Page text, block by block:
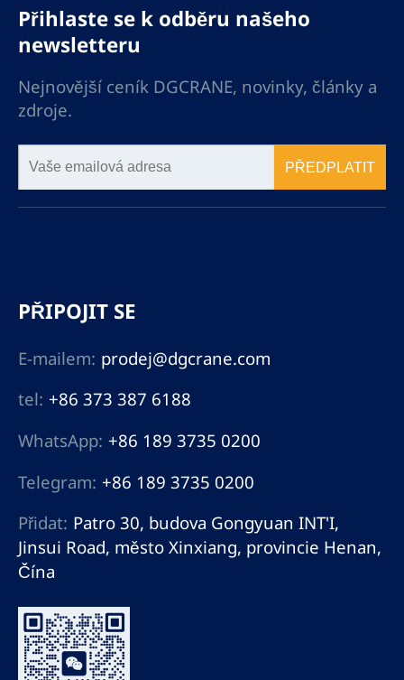
Přihlaste se k odběru našeho
newsletteru
Nejnovější ceník DGCRANE, novinky, články a
zdroje.
PŘEDPLATIT
PŘIPOJIT SE
E-mailem: prodej@dgcrane.com
tel: +86 373 387 6188
WhatsApp: +86 189 3735 0200
Telegram: +86 189 3735 0200
Přidat: Patro 30, budova Gongyuan INT'I,
Jinsui Road, město Xinxiang, provincie Henan,
Čína